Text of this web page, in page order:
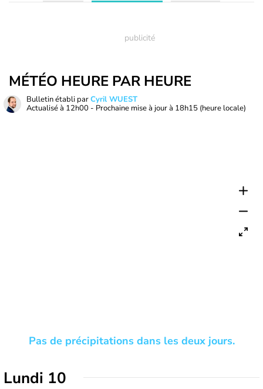
MÉTÉO HEURE PAR HEURE
Bulletin établi parCyril WUEST
Actualisé à 12h00 - Prochaine mise à jour à 18h15 (heure locale)
Pas de précipitations dans les deux jours.
Lundi 10